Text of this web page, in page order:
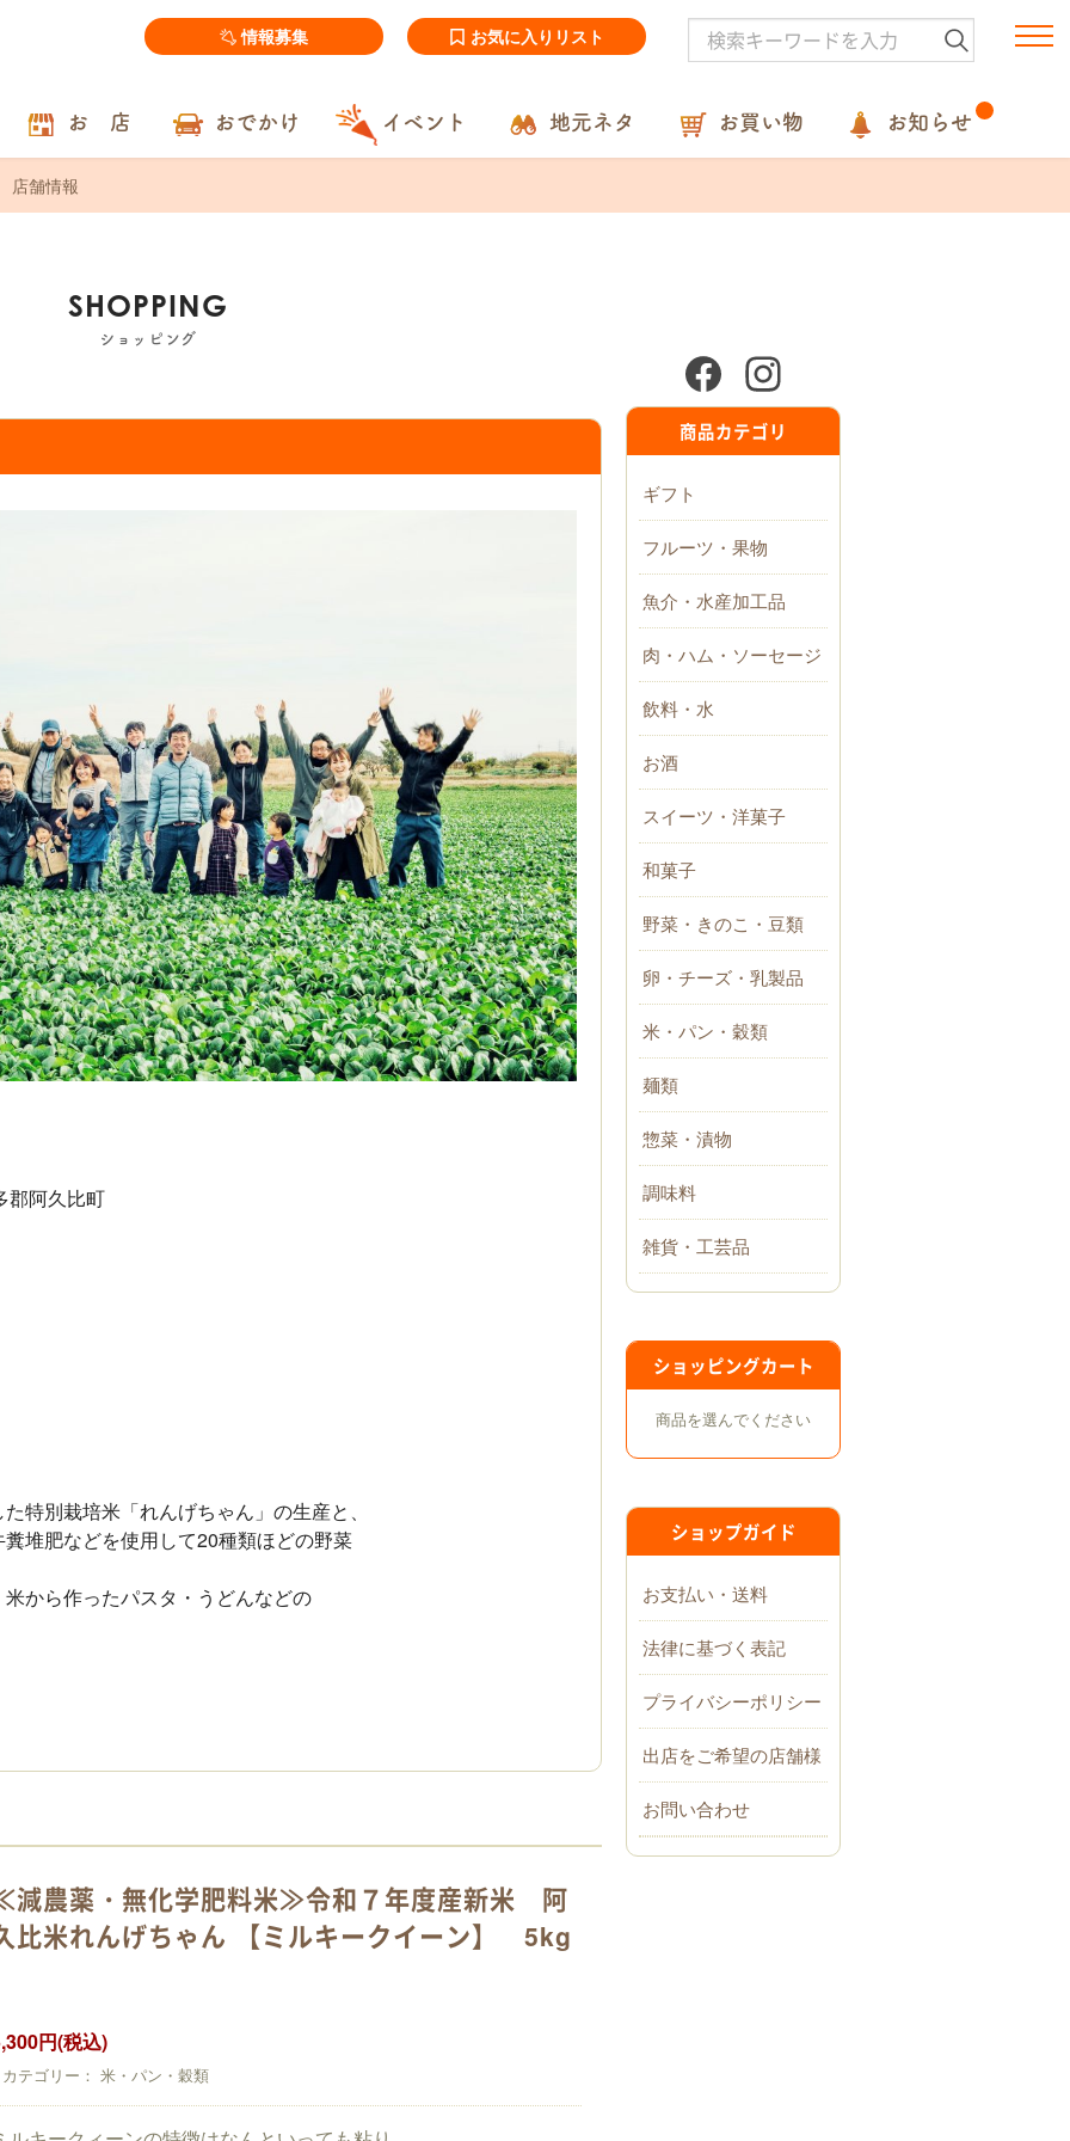
情報募集 お気に入りリスト
お 店 おでかけ イベント 地元ネタ お買い物 お知らせ
店舗情報
SHOPPING
ショッピング
郡阿久比町
特別栽培米「れんげちゃん」の生産と、
堆肥などを使用して20種類ほどの野菜
から作ったパスタ・うどんなどの
農薬・無化学肥料米≫令和７年度産新米 阿
比米れんげちゃん 【ミルキークイーン】 5kg
円(税込)
カテゴリー： 米・パン・穀類
商品カテゴリ
ギフト
フルーツ・果物
魚介・水産加工品
肉・ハム・ソーセージ
飲料・水
お酒
スイーツ・洋菓子
和菓子
野菜・きのこ・豆類
卵・チーズ・乳製品
米・パン・穀類
麺類
惣菜・漬物
調味料
雑貨・工芸品
ショッピングカート
商品を選んでください
ショップガイド
お支払い・送料
法律に基づく表記
プライバシーポリシー
出店をご希望の店舗様
お問い合わせ